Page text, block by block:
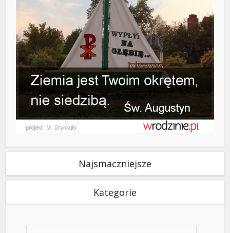
Najsmaczniejsze
Kategorie